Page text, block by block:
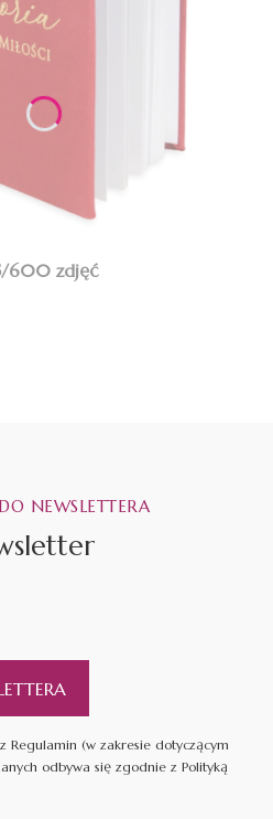
600 zdjęć
NEWSLETTERA
Regulamin (w zakresie dotyczącym
odbywa się zgodnie z Polityką